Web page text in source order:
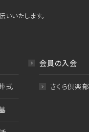
いたします。
式
会員の入会
さくら倶楽部